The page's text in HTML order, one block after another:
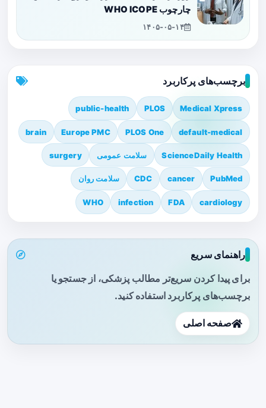
چارچوب WHO ICOPE
۱۴۰۵-۰۵-۱۴
برچسب‌های پرکاربرد
Medical Xpress
PLOS
public-health
default-medical
PLOS One
Europe PMC
brain
ScienceDaily Health سلامت عمومی surgery
PubMed
cancer
CDC سلامت روان
cardiology
FDA
infection
WHO
راهنمای سریع
برای پیدا کردن سریع‌تر مطالب پزشکی، از جستجو یا
برچسب‌های پرکاربرد استفاده کنید.
صفحه اصلی